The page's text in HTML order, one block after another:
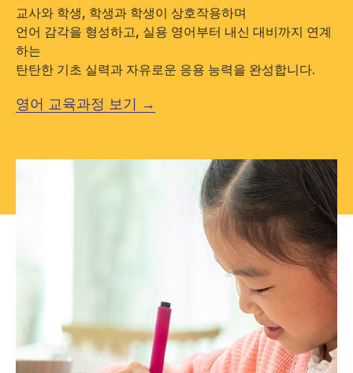
교사와 학생, 학생과 학생이 상호작용하며
언어 감각을 형성하고, 실용 영어부터 내신 대비까지 연계
하는
탄탄한 기초 실력과 자유로운 응용 능력을 완성합니다.
영어 교육과정 보기 →